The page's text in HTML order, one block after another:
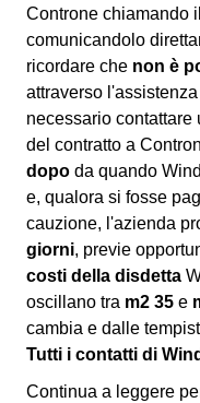
Controne chiamando
comunicandolo
ricordare che non è
attraverso
necessario contattare
del contratto a
dopo da quando
e, qualora si fosse
cauzione, l'azienda
giorni, previe
costi della disdetta
oscillano tra m2 35 e
cambia e dalle
Tutti i contatti di
Continua a leggere